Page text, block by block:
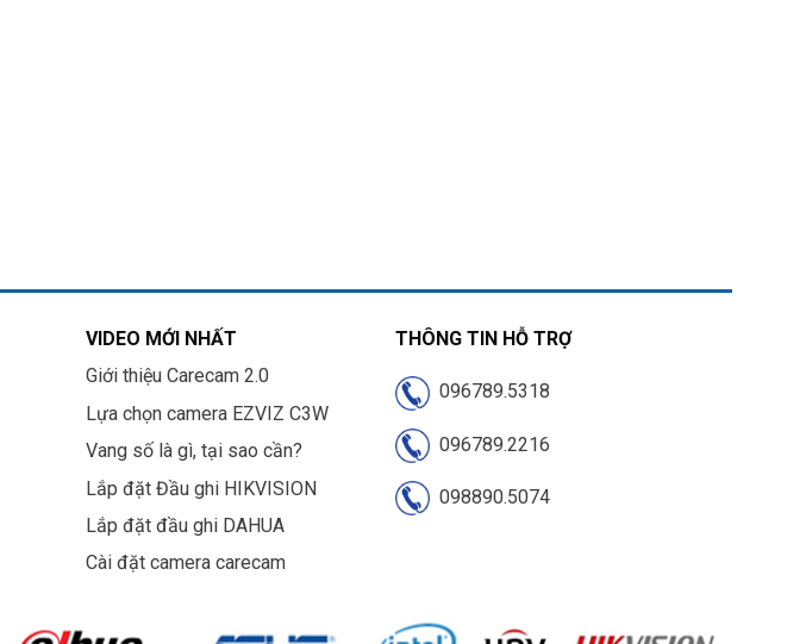
VIDEO MỚI NHẤT
Giới thiệu Carecam 2.0
Lựa chọn camera EZVIZ C3W
Vang số là gì, tại sao cần?
Lắp đặt Đầu ghi HIKVISION
Lắp đặt đầu ghi DAHUA
Cài đặt camera carecam
THÔNG TIN HỖ TRỢ
096789.5318
096789.2216
098890.5074